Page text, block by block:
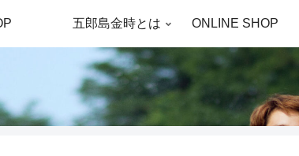
五郎島金時とは ONLINE SHOP